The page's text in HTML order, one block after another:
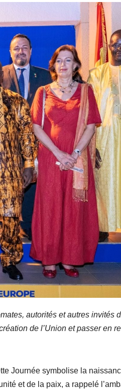
autorités et autres invités
de l’Union et passer en
Journée symbolise la
et de la paix, a rappelé